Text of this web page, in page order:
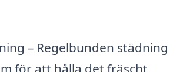
– Regelbunden städning
för att hålla det fräscht